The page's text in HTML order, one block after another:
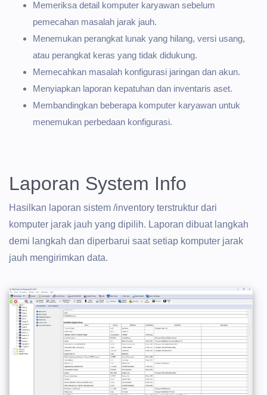
Memeriksa detail komputer karyawan sebelum
pemecahan masalah jarak jauh.
Menemukan perangkat lunak yang hilang, versi usang,
atau perangkat keras yang tidak didukung.
Memecahkan masalah konfigurasi jaringan dan akun.
Menyiapkan laporan kepatuhan dan inventaris aset.
Membandingkan beberapa komputer karyawan untuk
menemukan perbedaan konfigurasi.
Laporan System Info
Hasilkan laporan sistem /inventory terstruktur dari
komputer jarak jauh yang dipilih. Laporan dibuat langkah
demi langkah dan diperbarui saat setiap komputer jarak
jauh mengirimkan data.